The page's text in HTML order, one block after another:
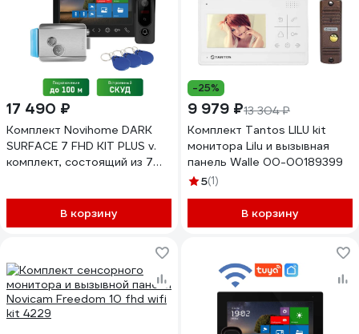
17 490 ₽
Комплект Novihome DARK
SURFACE 7 FHD KIT PLUS v.
комплект, состоящий из 7
электромеханического
замка 4298
В корзину
-25%
9 979 ₽13 304 ₽
Комплект Tantos LILU kit
монитора Lilu и вызывная
панель Walle 00-00189399
5(1)
В корзину